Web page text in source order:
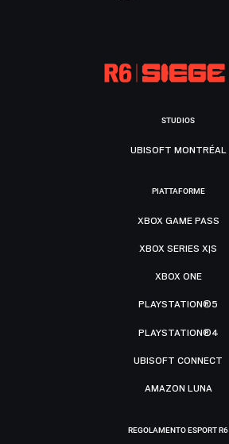
STUDIOS
UBISOFT MONTRÉAL
PIATTAFORME
XBOX GAME PASS
XBOX SERIES X|S
XBOX ONE
PLAYSTATION®5
PLAYSTATION®4
UBISOFT CONNECT
AMAZON LUNA
REGOLAMENTO ESPORT R6